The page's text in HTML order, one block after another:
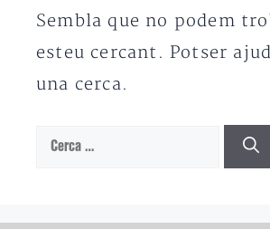
Sembla que no podem
esteu cercant. Potser
una cerca.
Cerca: